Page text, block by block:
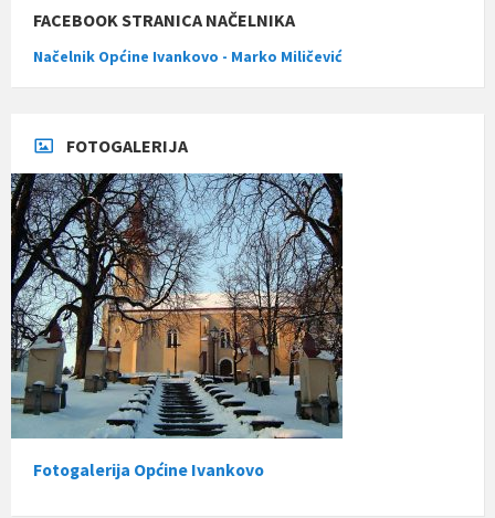
FACEBOOK STRANICA NAČELNIKA
Načelnik Općine Ivankovo - Marko Miličević
FOTOGALERIJA
Fotogalerija Općine Ivankovo